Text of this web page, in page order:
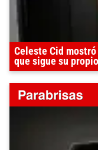
Celeste Cid
que sigue su